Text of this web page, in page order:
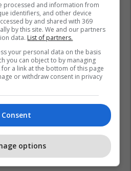
i Liqenit Akumulues po
përmes dy
këtë qëllim, por sipas tij
për shkak të
processed and information from
identifiers, and other device
by and shared with 369
by this site. We and our partners
data. List of partners.
your personal data on the basis
you can object to by managing
a link at the bottom of this page
or withdraw consent in privacy
Consent
options